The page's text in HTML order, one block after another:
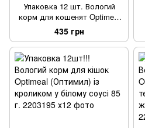
Упаковка 12 шт. Вологий
корм для кошенят Optimeal
(Оптиміл) з куркою 85 г.
435 грн